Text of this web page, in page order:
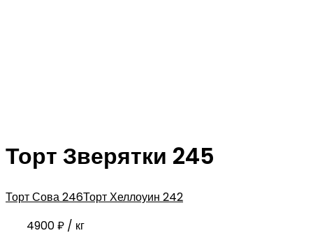
Торт Зверятки 245
Торт Сова 246Торт Хеллоуин 242
4900₽ / кг